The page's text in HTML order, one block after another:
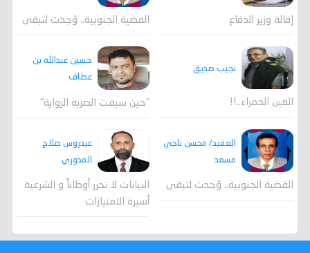
إقالة وزير الدفاع القضية الجنوبية.. وُجدت لتبقى
نجيب صديق
العين الحمراء..!!
حسين عبدالله بن
عطاف
"حين سبقت الضربة الرواية"
العقيد/ محسن ناجي
مسعد
القضية الجنوبية.. وُجدت لتبقى
عيدروس صلاح
المدوري
البيانات لا تحرر أوطاناً و الشرعية
أسيرة الامتيازات